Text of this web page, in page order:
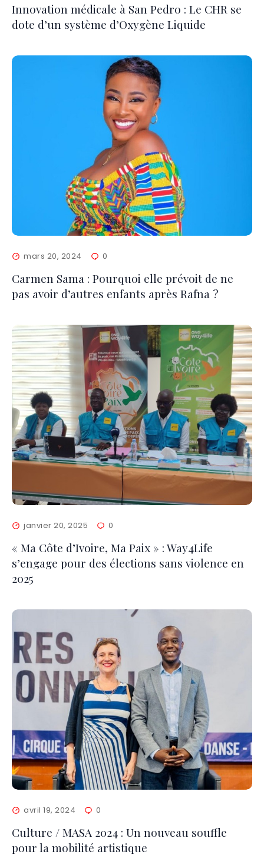
Innovation médicale à San Pedro : Le CHR se
dote d’un système d’Oxygène Liquide
mars 20, 2024 0
Carmen Sama : Pourquoi elle prévoit de ne
pas avoir d’autres enfants après Rafna ?
janvier 20, 2025 0
« Ma Côte d’Ivoire, Ma Paix » : Way4Life
s’engage pour des élections sans violence en
2025
avril 19, 2024 0
Culture / MASA 2024 : Un nouveau souffle
pour la mobilité artistique